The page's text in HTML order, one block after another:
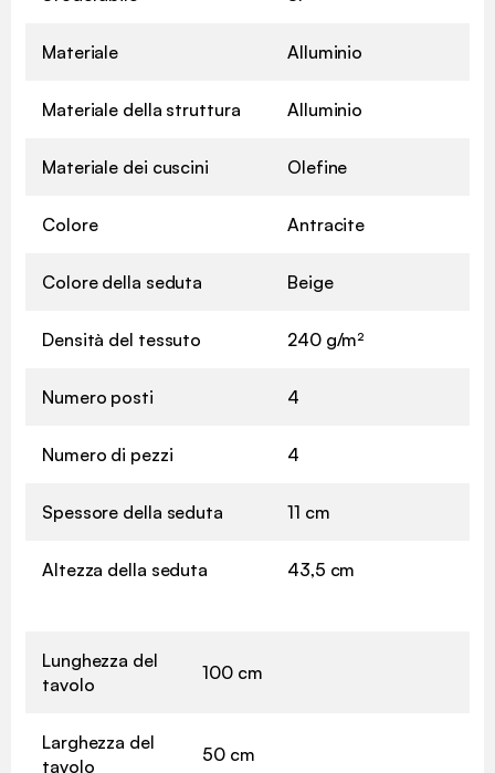
Materiale Alluminio
Materiale della struttura Alluminio
Materiale dei cuscini Olefine
Colore Antracite
Colore della seduta Beige
Densità del tessuto 240 g/m²
Numero posti 4
Numero di pezzi 4
Spessore della seduta 11 cm
Altezza della seduta 43,5 cm
Lunghezza del
tavolo
100 cm
Larghezza del
tavolo
50 cm